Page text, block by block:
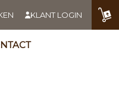
KLANT LOGIN